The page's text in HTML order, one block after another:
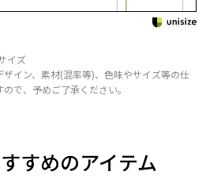
イズ
イン、素材(混率等)、色味やサイズ等の仕
で、予めご了承ください。
すめのアイテム